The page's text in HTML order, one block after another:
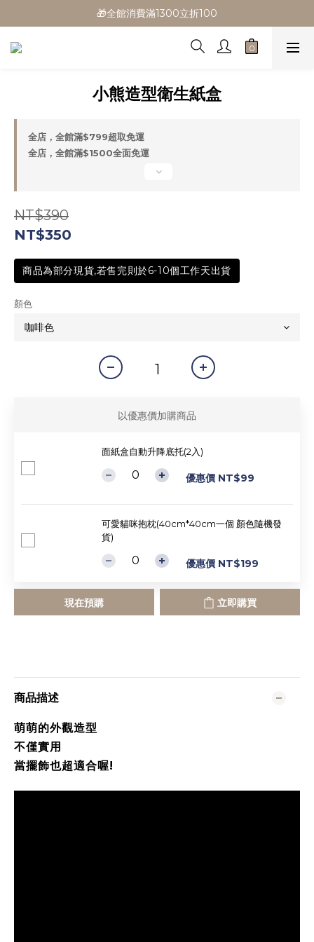
🎁全館消費滿1300立折100
🎁全館消費滿1300立折100
🎉新會員首購/超取免運
🎁全館消費滿1300立折100
小熊造型衛生紙盒
全店，全館滿$799超取免運
全店，全館滿$1500全面免運
NT$390
NT$350
商品為部分現貨,若售完則於6-10個工作天出貨
顏色
以優惠價加購商品
面紙盒自動升降底托(2入)
優惠價 NT$99
可愛貓咪抱枕(40cm*40cm一個 顏色隨機發
貨)
優惠價 NT$199
現在預購 立即購買
商品描述
萌萌的外觀造型
不僅實用
當擺飾也超適合喔!